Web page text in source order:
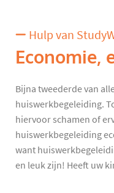
Hulp van
Economie,
Bijna tweederde van
huiswerkbegeleiding.
hiervoor schamen of
huiswerkbegeleiding
want
en leuk zijn! Heeft uw